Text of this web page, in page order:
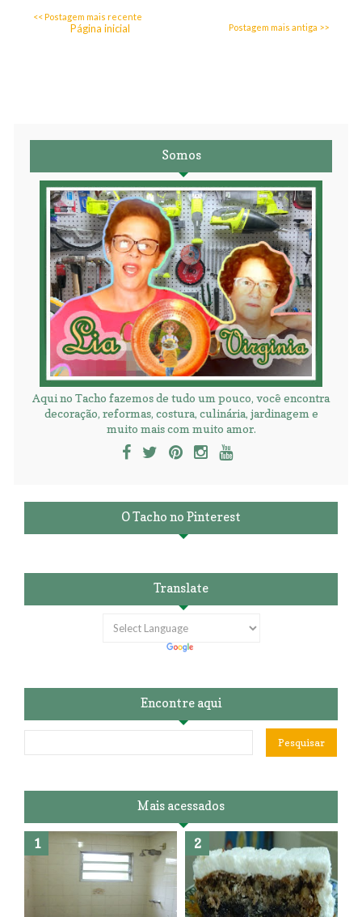
<< Postagem mais recente
Postagem mais antiga >>
Página inicial
Somos
Aqui no Tacho fazemos de tudo um pouco, você encontra
decoração, reformas, costura, culinária, jardinagem e
muito mais com muito amor.
O Tacho no Pinterest
Translate
Encontre aqui
Mais acessados